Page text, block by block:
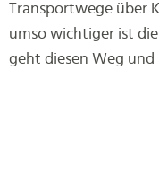
Transportwege über
umso wichtiger ist
geht diesen Weg